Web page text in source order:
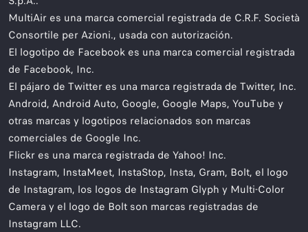
MultiAir es una marca comercial registrada de C.R.F. Società
Consortile per Azioni., usada con autorización.
El logotipo de Facebook es una marca comercial registrada
de Facebook, Inc.
El pájaro de Twitter es una marca registrada de Twitter, Inc.
Android, Android Auto, Google, Google Maps, YouTube y
otras marcas y logotipos relacionados son marcas
comerciales de Google Inc.
Flickr es una marca registrada de Yahoo! Inc.
Instagram, InstaMeet, InstaStop, Insta, Gram, Bolt, el logo
de Instagram, los logos de Instagram Glyph y Multi-Color
Camera y el logo de Bolt son marcas registradas de
Instagram LLC.